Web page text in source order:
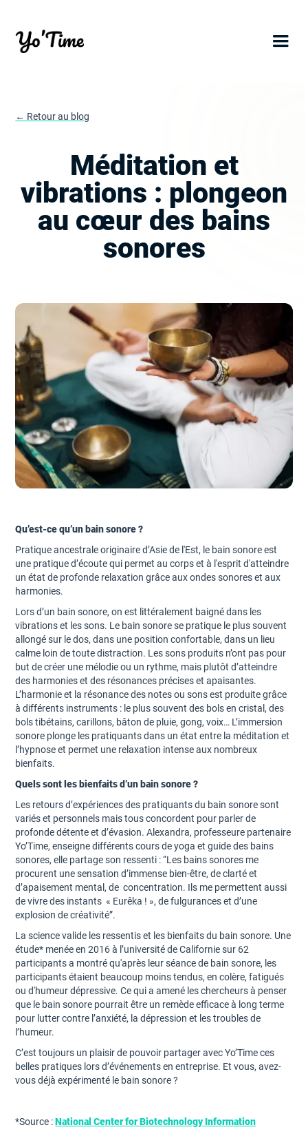
← Retour au blog
Méditation et
vibrations : plongeon
au cœur des bains
sonores
Qu’est-ce qu’un bain sonore ?
Pratique ancestrale originaire d’Asie de l'Est, le bain sonore est
une pratique d’écoute qui permet au corps et à l'esprit d'atteindre
un état de profonde relaxation grâce aux ondes sonores et aux
harmonies.
Lors d’un bain sonore, on est littéralement baigné dans les
vibrations et les sons. Le bain sonore se pratique le plus souvent
allongé sur le dos, dans une position confortable, dans un lieu
calme loin de toute distraction. Les sons produits n’ont pas pour
but de créer une mélodie ou un rythme, mais plutôt d’atteindre
des harmonies et des résonances précises et apaisantes.
L’harmonie et la résonance des notes ou sons est produite grâce
à différents instruments : le plus souvent des bols en cristal, des
bols tibétains, carillons, bâton de pluie, gong, voix… L’immersion
sonore plonge les pratiquants dans un état entre la méditation et
l’hypnose et permet une relaxation intense aux nombreux
bienfaits.
Quels sont les bienfaits d’un bain sonore ?
Les retours d’expériences des pratiquants du bain sonore sont
variés et personnels mais tous concordent pour parler de
profonde détente et d’évasion. Alexandra, professeure partenaire
Yo’Time, enseigne différents cours de yoga et guide des bains
sonores, elle partage son ressenti : “Les bains sonores me
procurent une sensation d’immense bien-être, de clarté et
d’apaisement mental, de concentration. Ils me permettent aussi
de vivre des instants « Eurêka ! », de fulgurances et d’une
explosion de créativité”.
La science valide les ressentis et les bienfaits du bain sonore. Une
étude* menée en 2016 à l’université de Californie sur 62
participants a montré qu'après leur séance de bain sonore, les
participants étaient beaucoup moins tendus, en colère, fatigués
ou d'humeur dépressive. Ce qui a amené les chercheurs à penser
que le bain sonore pourrait être un remède efficace à long terme
pour lutter contre l’anxiété, la dépression et les troubles de
l’humeur.
C’est toujours un plaisir de pouvoir partager avec Yo’Time ces
belles pratiques lors d’événements en entreprise. Et vous, avez-
vous déjà expérimenté le bain sonore ?
*Source :National Center for Biotechnology Information